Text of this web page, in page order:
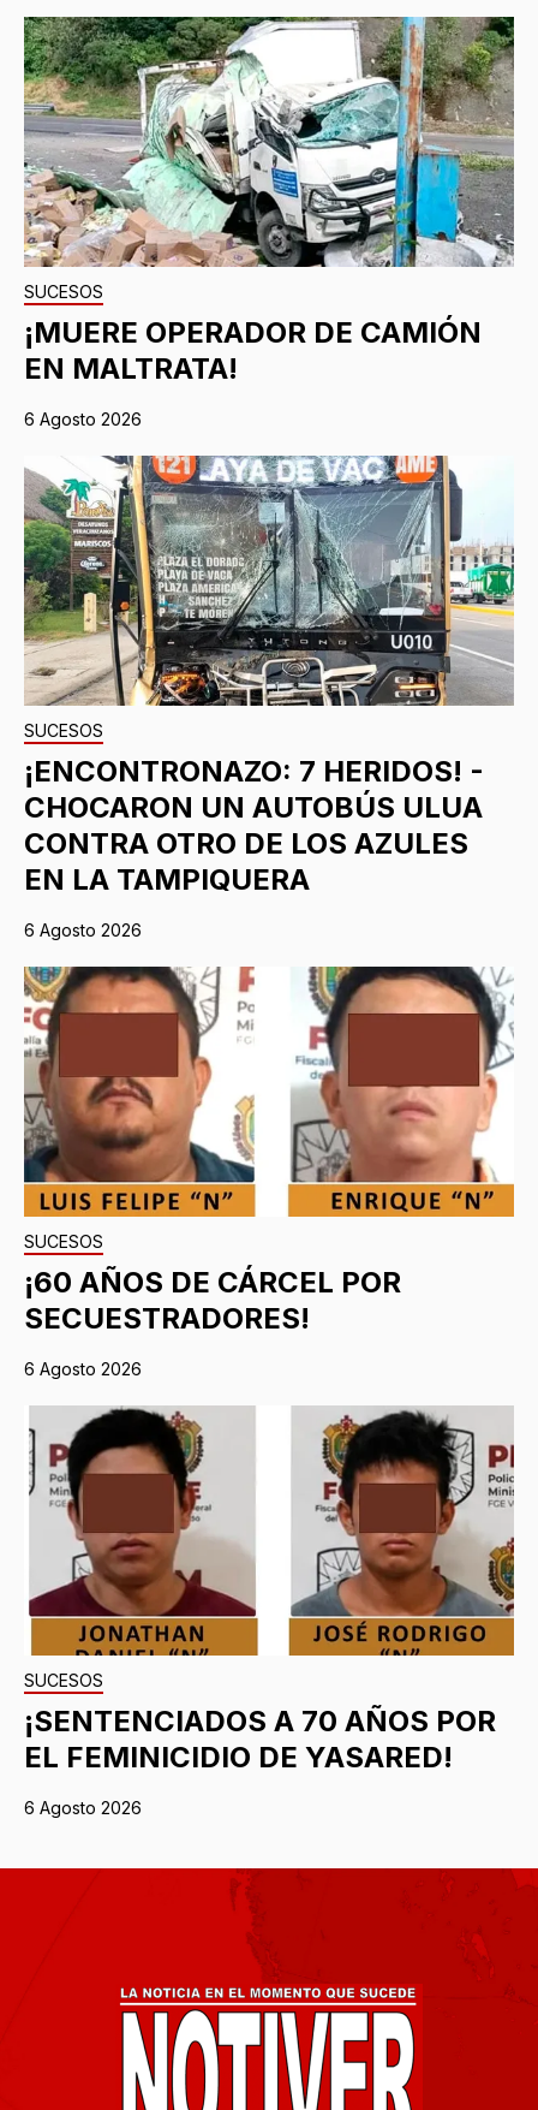
SUCESOS
¡MUERE OPERADOR DE CAMIÓN
EN MALTRATA!
6 Agosto 2026
SUCESOS
¡ENCONTRONAZO: 7 HERIDOS! -
CHOCARON UN AUTOBÚS ULUA
CONTRA OTRO DE LOS AZULES
EN LA TAMPIQUERA
6 Agosto 2026
SUCESOS
¡60 AÑOS DE CÁRCEL POR
SECUESTRADORES!
6 Agosto 2026
SUCESOS
¡SENTENCIADOS A 70 AÑOS POR
EL FEMINICIDIO DE YASARED!
6 Agosto 2026